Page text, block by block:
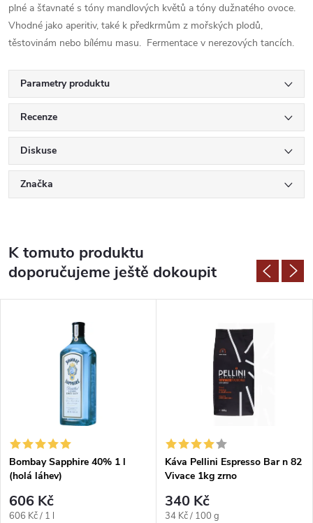
plné a šťavnaté s tóny mandlových květů a tóny dužnatého ovoce.
Vhodné jako aperitiv, také k předkrmům z mořských plodů,
těstovinám nebo bílému masu. Fermentace v nerezových tancích.
Parametry produktu
Recenze
Diskuse
Značka
K tomuto produktu
doporučujeme ještě dokoupit
Bombay Sapphire 40% 1 l
(holá láhev)
606 Kč
Měrná
606 Kč / 1 l
Káva Pellini Espresso Bar n 82
Vivace 1kg zrno
340 Kč
Měrná
34 Kč / 100 g